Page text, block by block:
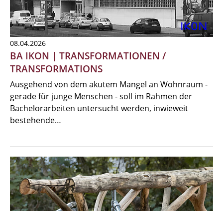
08.04.2026
BA IKON | TRANSFORMATIONEN /
TRANSFORMATIONS
Ausgehend von dem akutem Mangel an Wohnraum -
gerade für junge Menschen - soll im Rahmen der
Bachelorarbeiten untersucht werden, inwieweit
bestehende…